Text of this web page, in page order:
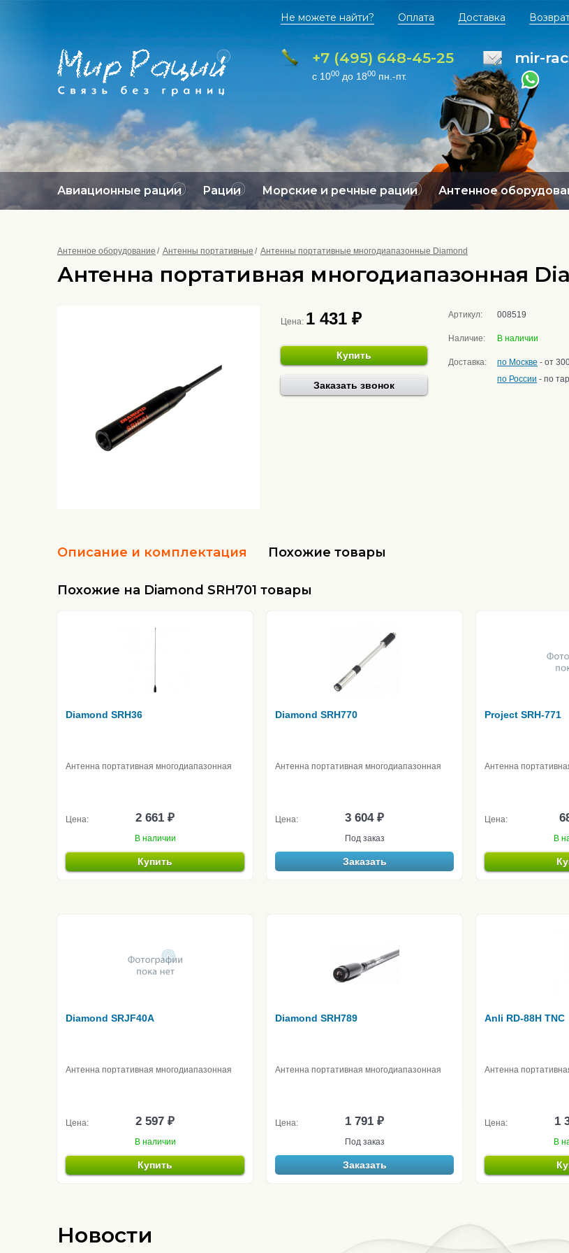
Не можете найти? Оплата Доставка
+7 (495) 648-45-25
с 1000 до 1800 пн.-пт.
mir-
Авиационные рации Рации Морские и речные рации Антенное
Антенное оборудование Антенны портативные Антенны портативные многодиапазонные Diamond
Антенна портативная многодиапазонная
Цена: 1 431 ₽
Купить
Заказать звонок
Артикул: 008519
Наличие: В наличии
Доставка: по Москве - от
по России - по
Описание и комплектация Похожие товары
Похожие на Diamond SRH701 товары
Diamond SRH36
Антенна портативная многодиапазонная
Цена: 2 661 ₽
В наличии
Купить
Diamond SRH770
Антенна портативная многодиапазонная
Цена: 3 604 ₽
Под заказ
Заказать
Project SRH-771
Антенна
Цена:
В
Diamond SRJF40A
Антенна портативная многодиапазонная
Цена: 2 597 ₽
В наличии
Купить
Diamond SRH789
Антенна портативная многодиапазонная
Цена: 1 791 ₽
Под заказ
Заказать
Anli RD-88H TNC
Антенна
Цена: 1
В
Новости